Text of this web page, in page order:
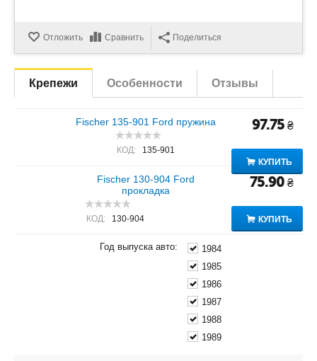
Отложить Сравнить Поделиться
Крепежи Особенности Отзывы
Fischer 135-901 Ford пружина
КОД: 135-901
97.75 ₴
КУПИТЬ
Fischer 130-904 Ford
прокладка
КОД: 130-904
75.90 ₴
КУПИТЬ
Год выпуска авто:
1984
1985
1986
1987
1988
1989